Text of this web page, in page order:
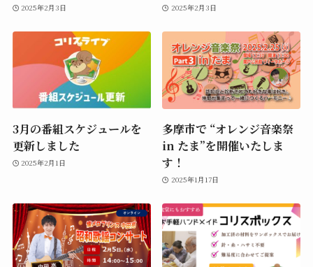
2025年2月3日 2025年2月3日
3月の番組スケジュールを
更新しました
2025年2月1日
多摩市で “オレンジ音楽祭
in たま”を開催いたしま
す！
2025年1月17日